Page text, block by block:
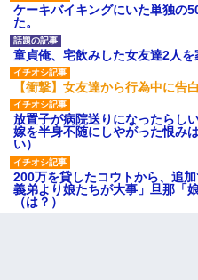
ケーキバイキングにいた単独の
た。
童貞俺、宅飲みした女友達2人
【衝撃】女友達から行為中に告
放置子が病院送りになったら
嫁を半身不随にしやがった恨み
い）
200万を貸したコウトから、追
義弟より娘たちが大事」旦那「
（は？）